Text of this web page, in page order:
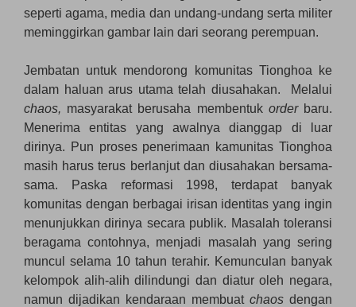
seperti agama, media dan undang-undang serta militer
meminggirkan gambar lain dari seorang perempuan.
Jembatan untuk mendorong komunitas Tionghoa ke
dalam haluan arus utama telah diusahakan. Melalui
chaos, masyarakat berusaha membentuk orderbaru.
Menerima entitas yang awalnya dianggap di luar
dirinya. Pun proses penerimaan kamunitas Tionghoa
masih harus terus berlanjut dan diusahakan bersama-
sama. Paska reformasi 1998, terdapat banyak
komunitas dengan berbagai irisan identitas yang ingin
menunjukkan dirinya secara publik. Masalah toleransi
beragama contohnya, menjadi masalah yang sering
muncul selama 10 tahun terahir. Kemunculan banyak
kelompok alih-alih dilindungi dan diatur oleh negara,
namun dijadikan kendaraan membuat chaos dengan